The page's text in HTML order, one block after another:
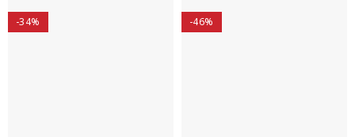
-34% -46%